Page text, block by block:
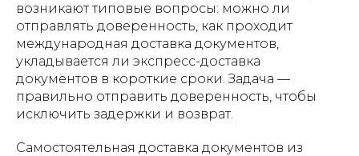
возникают типовые вопросы: можно ли
отправлять доверенность, как проходит
международная доставка документов,
укладывается ли экспресс-доставка
документов в короткие сроки. Задача —
правильно отправить доверенность, чтобы
исключить задержки и возврат.
Самостоятельная доставка документов из